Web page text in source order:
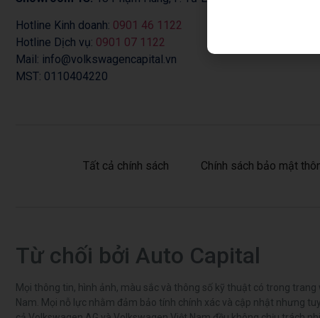
Hotline Kinh doanh: 0901 46 1122
Hotline Dịch vụ: 0901 07 1122
Mail: info@volkswagencapital.vn
MST: 0110404220
Tất cả chính sách Chính sách bảo mật
Từ chối bởi Auto Capital
Mọi thông tin, hình ảnh, màu sắc và thông số kỹ thuật có trong
Nam. Mọi nỗ lực nhằm đảm bảo tính chính xác và cập nhật nhưng